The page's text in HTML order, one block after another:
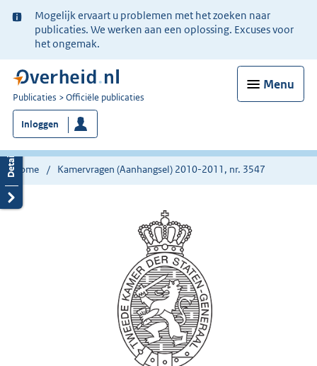
Ter
informatie:
Mogelijk ervaart u problemen met het zoeken naar
publicaties. We werken aan een oplossing. Excuses voor
het ongemak.
Menu
U
bent
nu
hier:
Publicaties Officiële publicaties
Inloggen
Home Kamervragen (Aanhangsel) 2010-2011, nr. 3547